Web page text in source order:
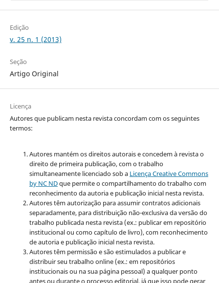
Edição
v. 25 n. 1 (2013)
Seção
Artigo Original
Licença
Autores que publicam nesta revista concordam com os seguintes
termos:
Autores mantém os direitos autorais e concedem à revista o
direito de primeira publicação, com o trabalho
simultaneamente licenciado sob a Licença Creative Commons
by NC NDque permite o compartilhamento do trabalho com
reconhecimento da autoria e publicação inicial nesta revista.
Autores têm autorização para assumir contratos adicionais
separadamente, para distribuição não-exclusiva da versão do
trabalho publicada nesta revista (ex.: publicar em repositório
institucional ou como capítulo de livro), com reconhecimento
de autoria e publicação inicial nesta revista.
Autores têm permissão e são estimulados a publicar e
distribuir seu trabalho online (ex.: em repositórios
institucionais ou na sua página pessoal) a qualquer ponto
antes ou durante o processo editorial, já que isso pode gerar